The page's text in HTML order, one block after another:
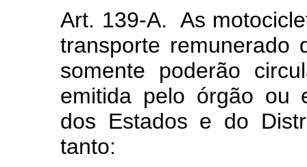
Art. 139-A. As
transporte remunerado
somente poderão
emitida pelo órgão ou
dos Estados e do
tanto: